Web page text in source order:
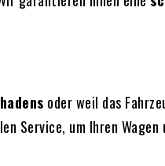
oder weil das
Service, um Ihren